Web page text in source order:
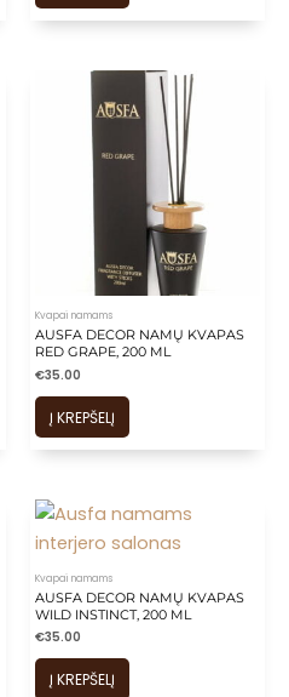
Kvapai namams
AUSFA DECOR NAMŲ KVAPAS
RED GRAPE, 200 ML
€35.00
Į KREPŠELĮ
Kvapai namams
AUSFA DECOR NAMŲ KVAPAS
WILD INSTINCT, 200 ML
€35.00
Į KREPŠELĮ